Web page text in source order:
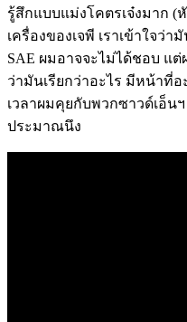
รู้สึกแบบแม่งโคตรเจ๋งมาก (
เครื่องของเจพี เราเข้าใจว่
SAE ผมอาจจะไม่ได้ชอบ แ
ว่ามันเรียกว่าอะไร มีหน้าที่อ
เวลาผมคุยกับพวกซาวด์เอ็น
ประมาณนึง